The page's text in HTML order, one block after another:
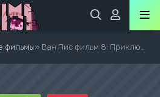
фильмы» Ван Пис фильм 8: Приключение в Алабасте — Принцесса пустыни и пираты